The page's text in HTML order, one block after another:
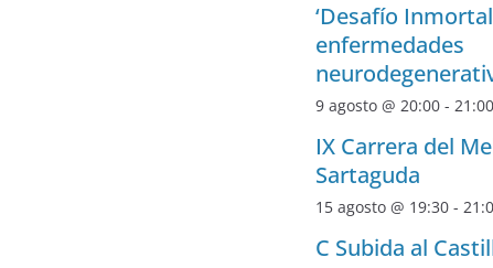
‘Desafío
enfermedades
9 agosto @ 20:00 - 21:00
IX Carrera del
Sartaguda
15 agosto @ 19:30 -
C Subida al